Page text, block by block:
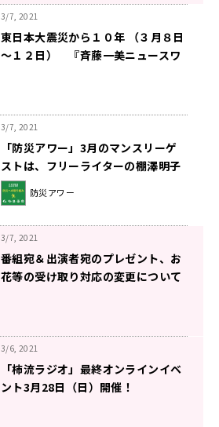
3/7, 2021
東日本大震災から１０年 （３月８日
～１２日） 『斉藤一美ニュースワ
3/7, 2021
「防災アワー」3月のマンスリーゲ
ストは、フリーライターの棚澤明子
さん
防災アワー
3/7, 2021
番組宛＆出演者宛のプレゼント、お
花等の受け取り対応の変更について
3/6, 2021
「柿流ラジオ」最終オンラインイベ
ント3月28日（日）開催！